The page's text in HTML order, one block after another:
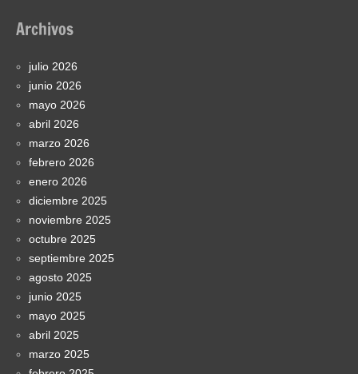
Archivos
julio 2026
junio 2026
mayo 2026
abril 2026
marzo 2026
febrero 2026
enero 2026
diciembre 2025
noviembre 2025
octubre 2025
septiembre 2025
agosto 2025
junio 2025
mayo 2025
abril 2025
marzo 2025